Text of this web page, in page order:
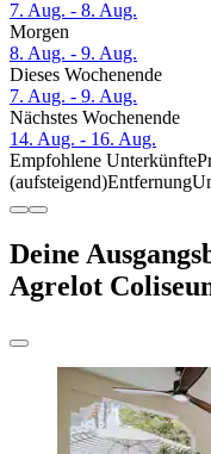
7. Aug. - 8. Aug.
Morgen
8. Aug. - 9. Aug.
Dieses Wochenende
7. Aug. - 9. Aug.
Nächstes Wochenende
14. Aug. - 16. Aug.
Empfohlene Unterkünfte
(aufsteigend)Entfernung
Deine
Agrelot